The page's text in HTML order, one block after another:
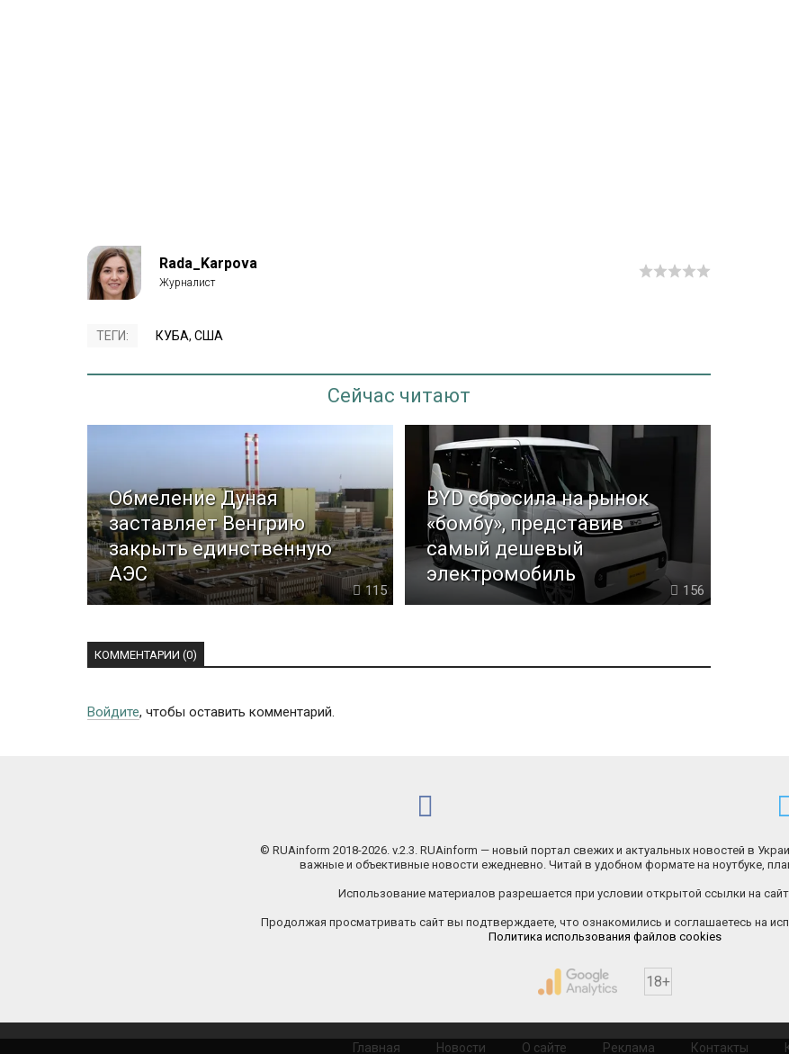
Rada_Karpova
ТЕГИ: КУБА, США
Сейчас читают
Обмеление Дуная
заставляет Венгрию
закрыть единственную
АЭС
115
BYD сбросила на рынок
«бомбу», представив
самый дешевый
электромобиль
156
КОММЕНТАРИИ (0)
Войдите, чтобы оставить комментарий.
© RUAinform 2018-2026. v.2.3. RUAinform — новый портал свежих и актуальных новостей в
важные и объективные новости ежедневно. Читай в удобном формате на ноутбуке,
Использование материалов разрешается при условии открытой ссылки на
Продолжая просматривать сайт вы подтверждаете, что ознакомились и соглашаетесь на
Политика использования файлов cookies
18+
Главная Новости О сайте Реклама Контакты